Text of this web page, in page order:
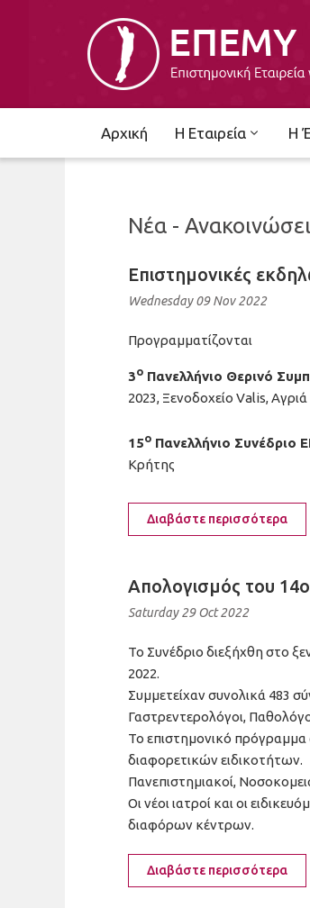
Αρχική Η Εταιρεία Η
Νέα -
Επιστημονικές
Wednesday 09 Nov 2022
Προγραμματίζονται
3ο Πανελλήνιο Θερινό
2023, Ξενοδοχείο Valis,
15ο Πανελλήνιο
Κρήτης
Διαβάστε περισσότερα
Απολογισμός του
Saturday 29 Oct 2022
Το Συνέδριο διεξήχθη στο
2022.
Συμμετείχαν συνολικά 483
Γαστρεντερολόγοι,
Το επιστημονικό πρόγραμμα
διαφορετικών ειδικοτήτων.
Πανεπιστημιακοί,
Οι νέοι ιατροί και οι
διαφόρων κέντρων.
Διαβάστε περισσότερα